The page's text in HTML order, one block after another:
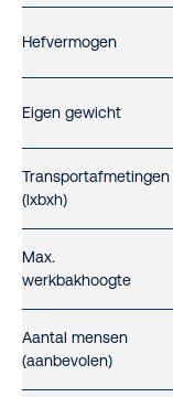
Hefvermogen
Eigen gewicht
Transportafmetingen
(lxbxh)
Max.
werkbakhoogte
Aantal mensen
(aanbevolen)